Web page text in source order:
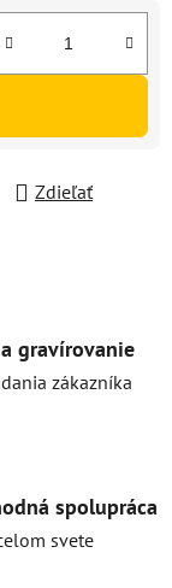
Zdieľať
gravírovanie
zákazníka
spolupráca
svete